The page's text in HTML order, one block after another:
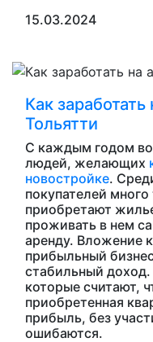
15.03.2024
Как
Тольятти
С каждым годом
людей, желающих
новостройке.
покупателей
приобретают
проживать в нем
аренду. Вложение
прибыльный
стабильный
которые считают,
приобретенная
прибыль, без
ошибаются.